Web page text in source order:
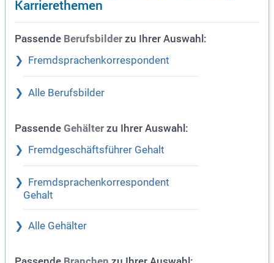
Karrierethemen
Passende Berufsbilder zu Ihrer Auswahl:
Fremdsprachenkorrespondent
Alle Berufsbilder
Passende Gehälter zu Ihrer Auswahl:
Fremdgeschäftsführer Gehalt
Fremdsprachenkorrespondent
Gehalt
Alle Gehälter